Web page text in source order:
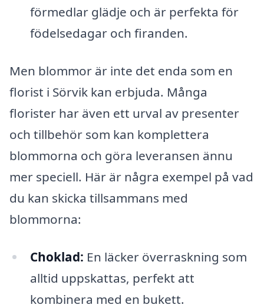
förmedlar glädje och är perfekta för
födelsedagar och firanden.
Men blommor är inte det enda som en
florist i Sörvik kan erbjuda. Många
florister har även ett urval av presenter
och tillbehör som kan komplettera
blommorna och göra leveransen ännu
mer speciell. Här är några exempel på vad
du kan skicka tillsammans med
blommorna:
Choklad: En läcker överraskning som
alltid uppskattas, perfekt att
kombinera med en bukett.